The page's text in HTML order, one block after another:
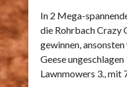
In 2 Mega-
die Rohrbach Crazy
gewinnen,
Geese
Lawnmowers 3., mit